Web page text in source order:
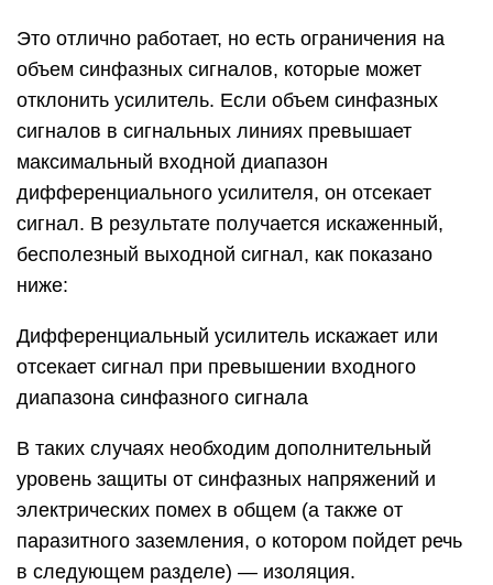
Это отлично работает, но есть ограничения на
объем синфазных сигналов, которые может
отклонить усилитель. Если объем синфазных
сигналов в сигнальных линиях превышает
максимальный входной диапазон
дифференциального усилителя, он отсекает
сигнал. В результате получается искаженный,
бесполезный выходной сигнал, как показано
ниже:
Дифференциальный усилитель искажает или
отсекает сигнал при превышении входного
диапазона синфазного сигнала
В таких случаях необходим дополнительный
уровень защиты от синфазных напряжений и
электрических помех в общем (а также от
паразитного заземления, о котором пойдет речь
в следующем разделе) — изоляция.